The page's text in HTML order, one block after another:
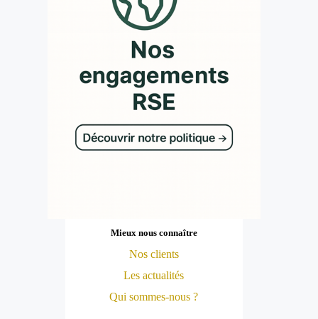
Mieux nous connaître
Nos clients
Les actualités
Qui sommes-nous ?